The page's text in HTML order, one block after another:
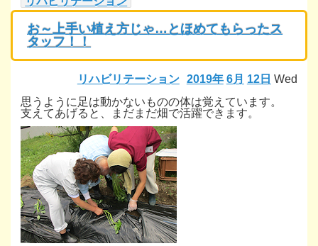
お～上手い植え方じゃ…とほめてもらったス
タッフ！！
2019年 6月 12日 Wed
リハビリテーション
思うように足は動かないものの体は覚えています。
支えてあげると、まだまだ畑で活躍できます。